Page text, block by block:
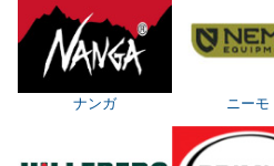
ナンガ ニーモ